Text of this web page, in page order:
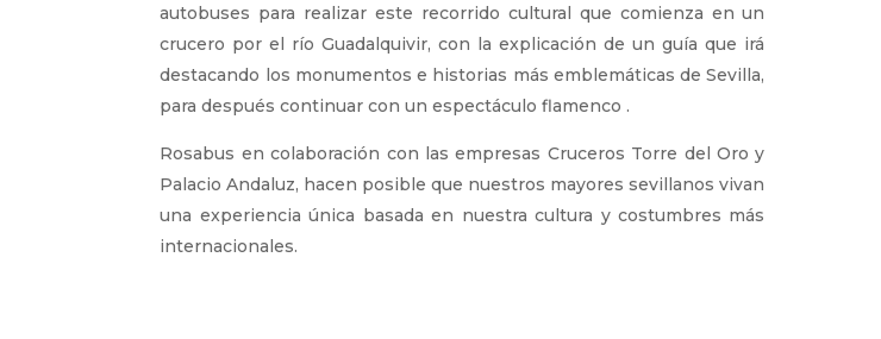
autobuses para realizar este recorrido cultural que comienza en un
crucero por el río Guadalquivir, con la explicación de un guía que irá
destacando los monumentos e historias más emblemáticas de Sevilla,
para después continuar con un espectáculo flamenco .
Rosabus en colaboración con las empresas Cruceros Torre del Oro y
Palacio Andaluz, hacen posible que nuestros mayores sevillanos vivan
una experiencia única basada en nuestra cultura y costumbres más
internacionales.